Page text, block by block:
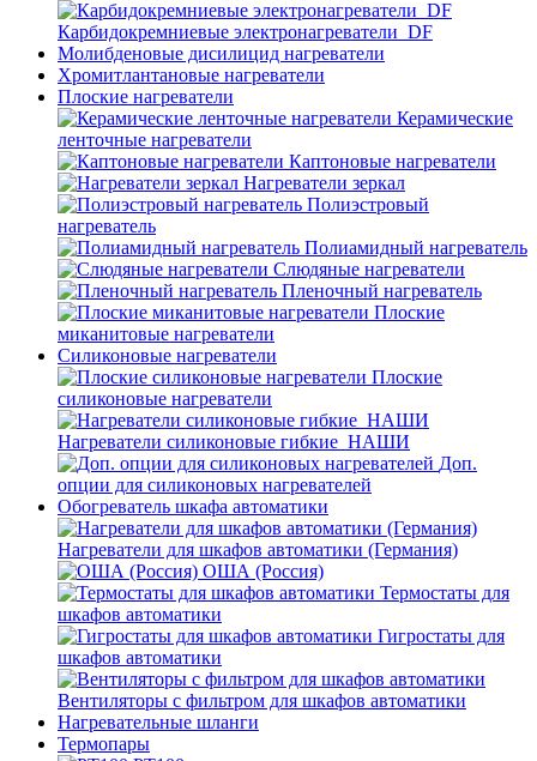
Карбидокремниевые электронагреватели_DF
Молибденовые дисилицид нагреватели
Хромитлантановые нагреватели
Плоские нагреватели
Керамические
ленточные нагреватели
Каптоновые нагреватели
Нагреватели зеркал
Полиэстровый
нагреватель
Полиамидный нагреватель
Слюдяные нагреватели
Пленочный нагреватель
Плоские
миканитовые нагреватели
Силиконовые нагреватели
Плоские
силиконовые нагреватели
Нагреватели силиконовые гибкие_НАШИ
Доп.
опции для силиконовых нагревателей
Обогреватель шкафа автоматики
Нагреватели для шкафов автоматики (Германия)
ОША (Россия)
Термостаты для
шкафов автоматики
Гигростаты для
шкафов автоматики
Вентиляторы с фильтром для шкафов автоматики
Нагревательные шланги
Термопары